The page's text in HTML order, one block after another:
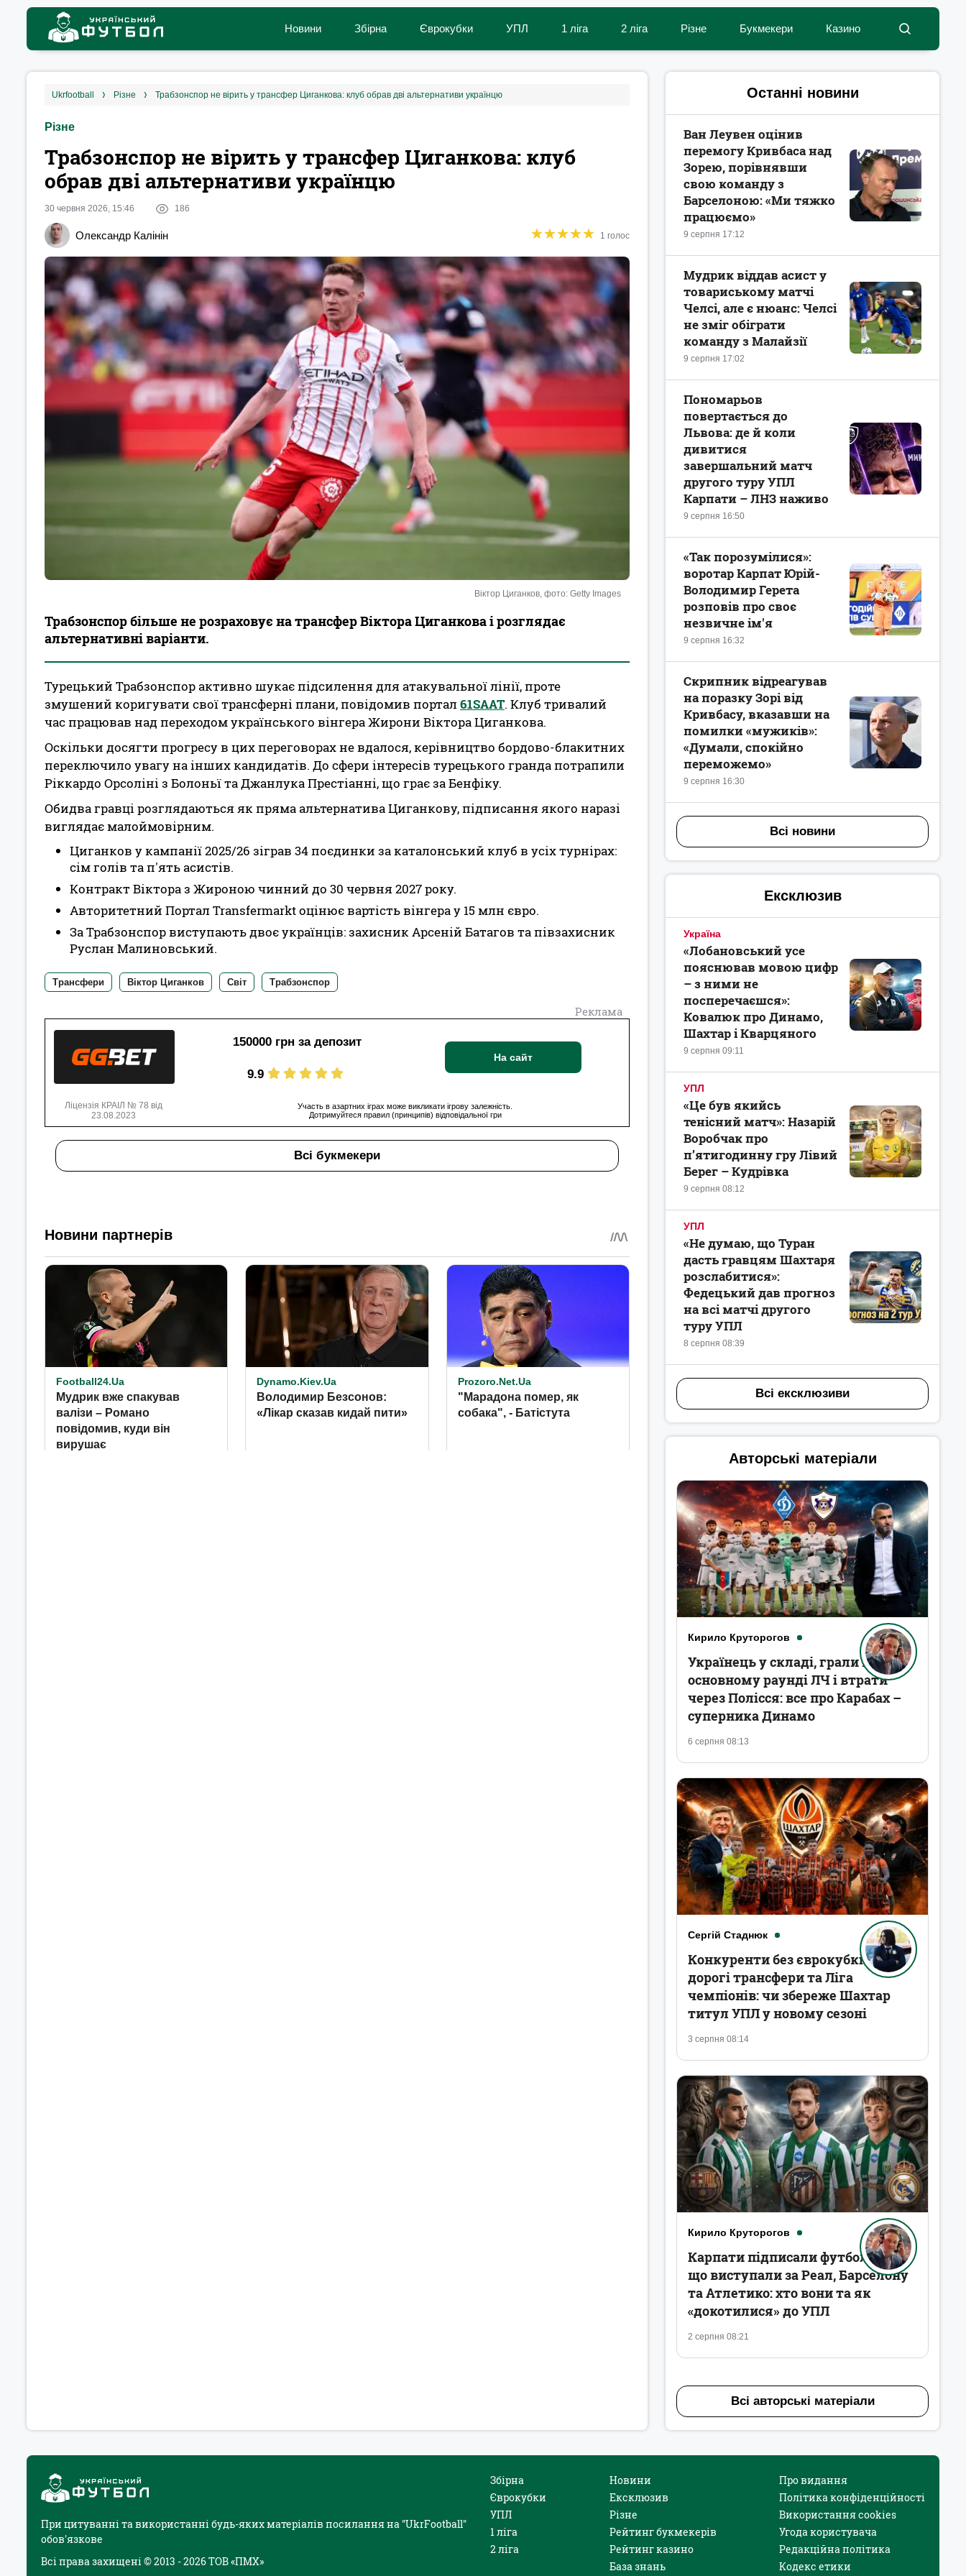
Новини Збірна Єврокубки УПЛ 1 ліга 2 ліга Різне Букмекери Казино
ukrfootball різне Трабзонспор не вірить у трансфер Циганкова: клуб обрав дві альтернативи українцю
Різне
Трабзонспор не вірить у трансфер Циганкова: клуб
обрав дві альтернативи українцю
30 червня 2026, 15:46 186
Олександр Калінін ★★★★★
★★★★★ 1 голос
Віктор Циганков, фото: Getty Images
Трабзонспор більше не розраховує на трансфер Віктора Циганкова і розглядає
альтернативні варіанти.
Турецький Трабзонспор активно шукає підсилення для атакувальної лінії, проте
змушений коригувати свої трансферні плани, повідомив портал61SAAT. Клуб тривалий
час працював над переходом українського вінгера Жирони Віктора Циганкова.
Оскільки досягти прогресу в цих переговорах не вдалося, керівництво бордово-блакитних
переключило увагу на інших кандидатів. До сфери інтересів турецького гранда потрапили
Ріккардо Орсоліні з Болоньї та Джанлука Престіанні, що грає за Бенфіку.
Обидва гравці розглядаються як пряма альтернатива Циганкову, підписання якого наразі
виглядає малоймовірним.
Циганков у кампанії 2025/26 зіграв 34 поєдинки за каталонський клуб в усіх турнірах:
сім голів та п'ять асистів.
Контракт Віктора з Жироною чинний до 30 червня 2027 року.
Авторитетний Портал Transfermarkt оцінює вартість вінгера у 15 млн євро.
За Трабзонспор виступають двоє українців: захисник Арсеній Батагов та півзахисник
Руслан Малиновський.
Трансфери Віктор Циганков Світ Трабзонспор
Реклама
150000 грн за депозит
9.9
На сайт
Ліцензія КРАІЛ № 78 від
23.08.2023
Участь в азартних іграх може викликати ігрову залежність.
Дотримуйтеся правил (принципів) відповідальної гри
Всі букмекери
Останні новини
9 серпня 17:12
Ван Леувен оцінив
перемогу Кривбаса над
Зорею, порівнявши
свою команду з
Барселоною: «Ми тяжко
працюємо»
9 серпня 17:02
Мудрик віддав асист у
товариському матчі
Челсі, але є нюанс: Челсі
не зміг обіграти
команду з Малайзії
9 серпня 16:50
Пономарьов
повертається до
Львова: де й коли
дивитися
завершальний матч
другого туру УПЛ
Карпати – ЛНЗ наживо
9 серпня 16:32
«Так порозумілися»:
воротар Карпат Юрій-
Володимир Герета
розповів про своє
незвичне ім'я
9 серпня 16:30
Скрипник відреагував
на поразку Зорі від
Кривбасу, вказавши на
помилки «мужиків»:
«Думали, спокійно
переможемо»
Всі новини
Ексклюзив
Україна
9 серпня 09:11
«Лобановський усе
пояснював мовою цифр
– з ними не
посперечаєшся»:
Ковалюк про Динамо,
Шахтар і Кварцяного
УПЛ
9 серпня 08:12
«Це був якийсь
тенісний матч»: Назарій
Воробчак про
п’ятигодинну гру Лівий
Берег – Кудрівка
УПЛ
8 серпня 08:39
«Не думаю, що Туран
дасть гравцям Шахтаря
розслабитися»:
Федецький дав прогноз
на всі матчі другого
туру УПЛ
Всі ексклюзиви
Авторські матеріали
Кирило Круторогов
6 серпня 08:13
Українець у складі, грали в
основному раунді ЛЧ і втрати
через Полісся: все про Карабах –
суперника Динамо
Сергій Стаднюк
3 серпня 08:14
Конкуренти без єврокубків,
дорогі трансфери та Ліга
чемпіонів: чи збереже Шахтар
титул УПЛ у новому сезоні
Кирило Круторогов
2 серпня 08:21
Карпати підписали футболістів,
що виступали за Реал, Барселону
та Атлетико: хто вони та як
«докотилися» до УПЛ
Всі авторські матеріали
При цитуванні та використанні будь-яких матеріалів посилання на "UkrFootball"
обов'язкове
Всі права захищені © 2013 - 2026 ТОВ «ПМХ»
Збірна
Єврокубки
УПЛ
1 ліга
2 ліга
Новини
Ексклюзив
Різне
Рейтинг букмекерів
Рейтинг казино
База знань
Про видання
Політика конфіденційності
Використання cookies
Угода користувача
Редакційна політика
Кодекс етики